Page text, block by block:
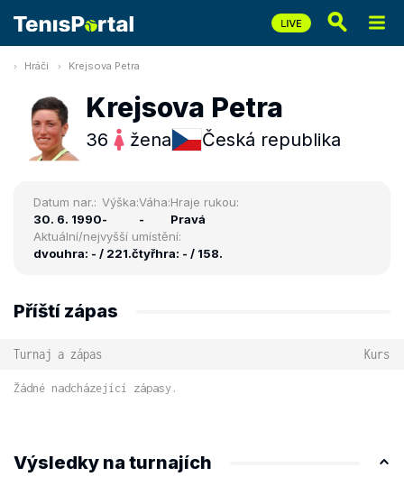
Hráči Krejsova Petra
Krejsova Petra
36 žena Česká republika
Datum nar.:
30. 6. 1990
Výška:
-
Váha:
-
Hraje rukou:
Pravá
Aktuální/nejvyšší umístění:
dvouhra: - / 221.čtyřhra: - / 158.
Příští zápas
Turnaj a zápas Kurs
Žádné nadcházející zápasy.
Výsledky na turnajích